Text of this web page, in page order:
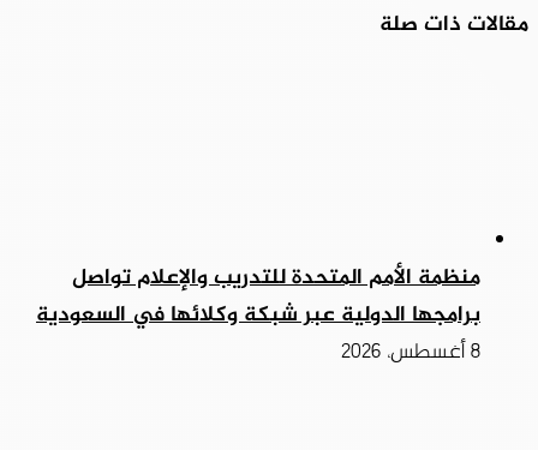
مقالات ذات صلة
منظمة الأمم المتحدة للتدريب والإعلام تواصل
برامجها الدولية عبر شبكة وكلائها في السعودية
8 أغسطس، 2026